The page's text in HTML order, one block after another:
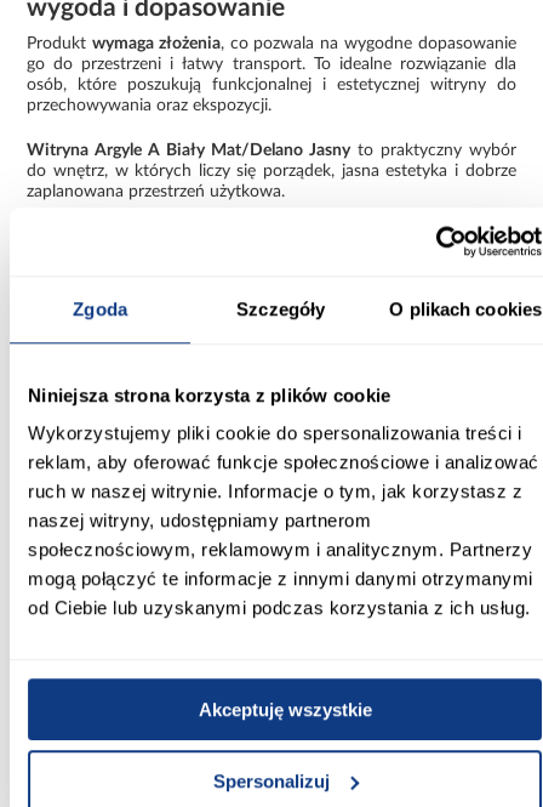
Zgoda Szczegóły O plikach cookies
Niniejsza strona korzysta z plików cookie
Wykorzystujemy pliki cookie do spersonalizowania treści i
reklam, aby oferować funkcje społecznościowe i analizować
ruch w naszej witrynie. Informacje o tym, jak korzystasz z
naszej witryny, udostępniamy partnerom
społecznościowym, reklamowym i analitycznym. Partnerzy
mogą połączyć te informacje z innymi danymi otrzymanymi
od Ciebie lub uzyskanymi podczas korzystania z ich usług.
Akceptuję wszystkie
Spersonalizuj
wygoda i dopasowanie
Produktwymaga złożenia, co pozwala na wygodne dopasowanie
go do przestrzeni i łatwy transport. To idealne rozwiązanie dla
osób, które poszukują funkcjonalnej i estetycznej witryny do
przechowywania oraz ekspozycji.
Witryna Argyle A Biały Mat/Delano Jasnyto praktyczny wybór
do wnętrz, w których liczy się porządek, jasna estetyka i dobrze
zaplanowana przestrzeń użytkowa.
Informacje o
Szerokość [cm]:
Głębokość [cm]:
44.30
Wysokość [cm]:
200.00
Wybarwienie:
białe
biały